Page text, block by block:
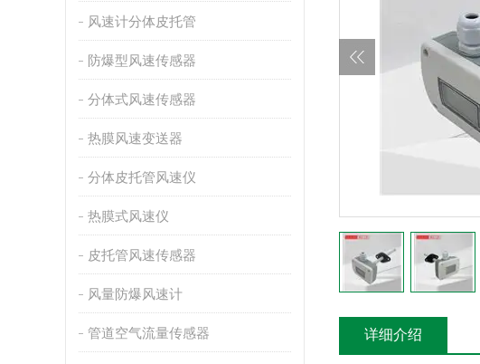
风速计分体皮托管
防爆型风速传感器
分体式风速传感器
热膜风速变送器
分体皮托管风速仪
热膜式风速仪
皮托管风速传感器
风量防爆风速计
管道空气流量传感器 详细介绍